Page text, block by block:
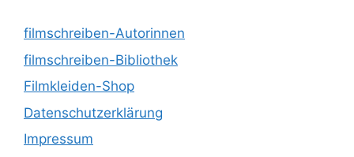
filmschreiben-Autorinnen
filmschreiben-Bibliothek
Filmkleiden-Shop
Datenschutzerklärung
Impressum